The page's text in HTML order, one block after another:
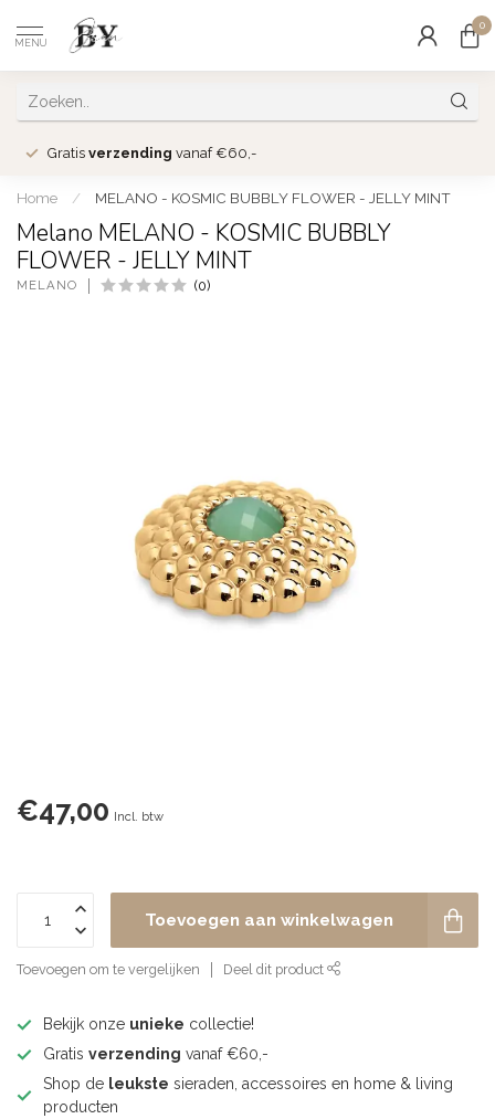
MENU
0
Gratis verzending vanaf €60,-
Home / MELANO - KOSMIC BUBBLY FLOWER - JELLY MINT
Melano MELANO - KOSMIC BUBBLY
FLOWER - JELLY MINT
MELANO (0)
€47,00 Incl. btw
Toevoegen aan winkelwagen
Toevoegen om te vergelijken Deel dit product
Bekijk onze unieke collectie!
Gratis verzending vanaf €60,-
Shop de leukste sieraden, accessoires en home & living
producten